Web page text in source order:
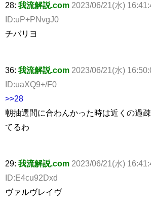
28: 我流解説.com 2023/06/21(水)
ID:uP+PNvgJ0
チバリヨ
36: 我流解説.com 2023/06/21(水)
ID:uaXQ9+/F0
>>28
朝抽選間に合わんかった時は近くの過
てるわ
29: 我流解説.com 2023/06/21(水)
ID:E4cu92Dxd
ヴァルヴレイヴ